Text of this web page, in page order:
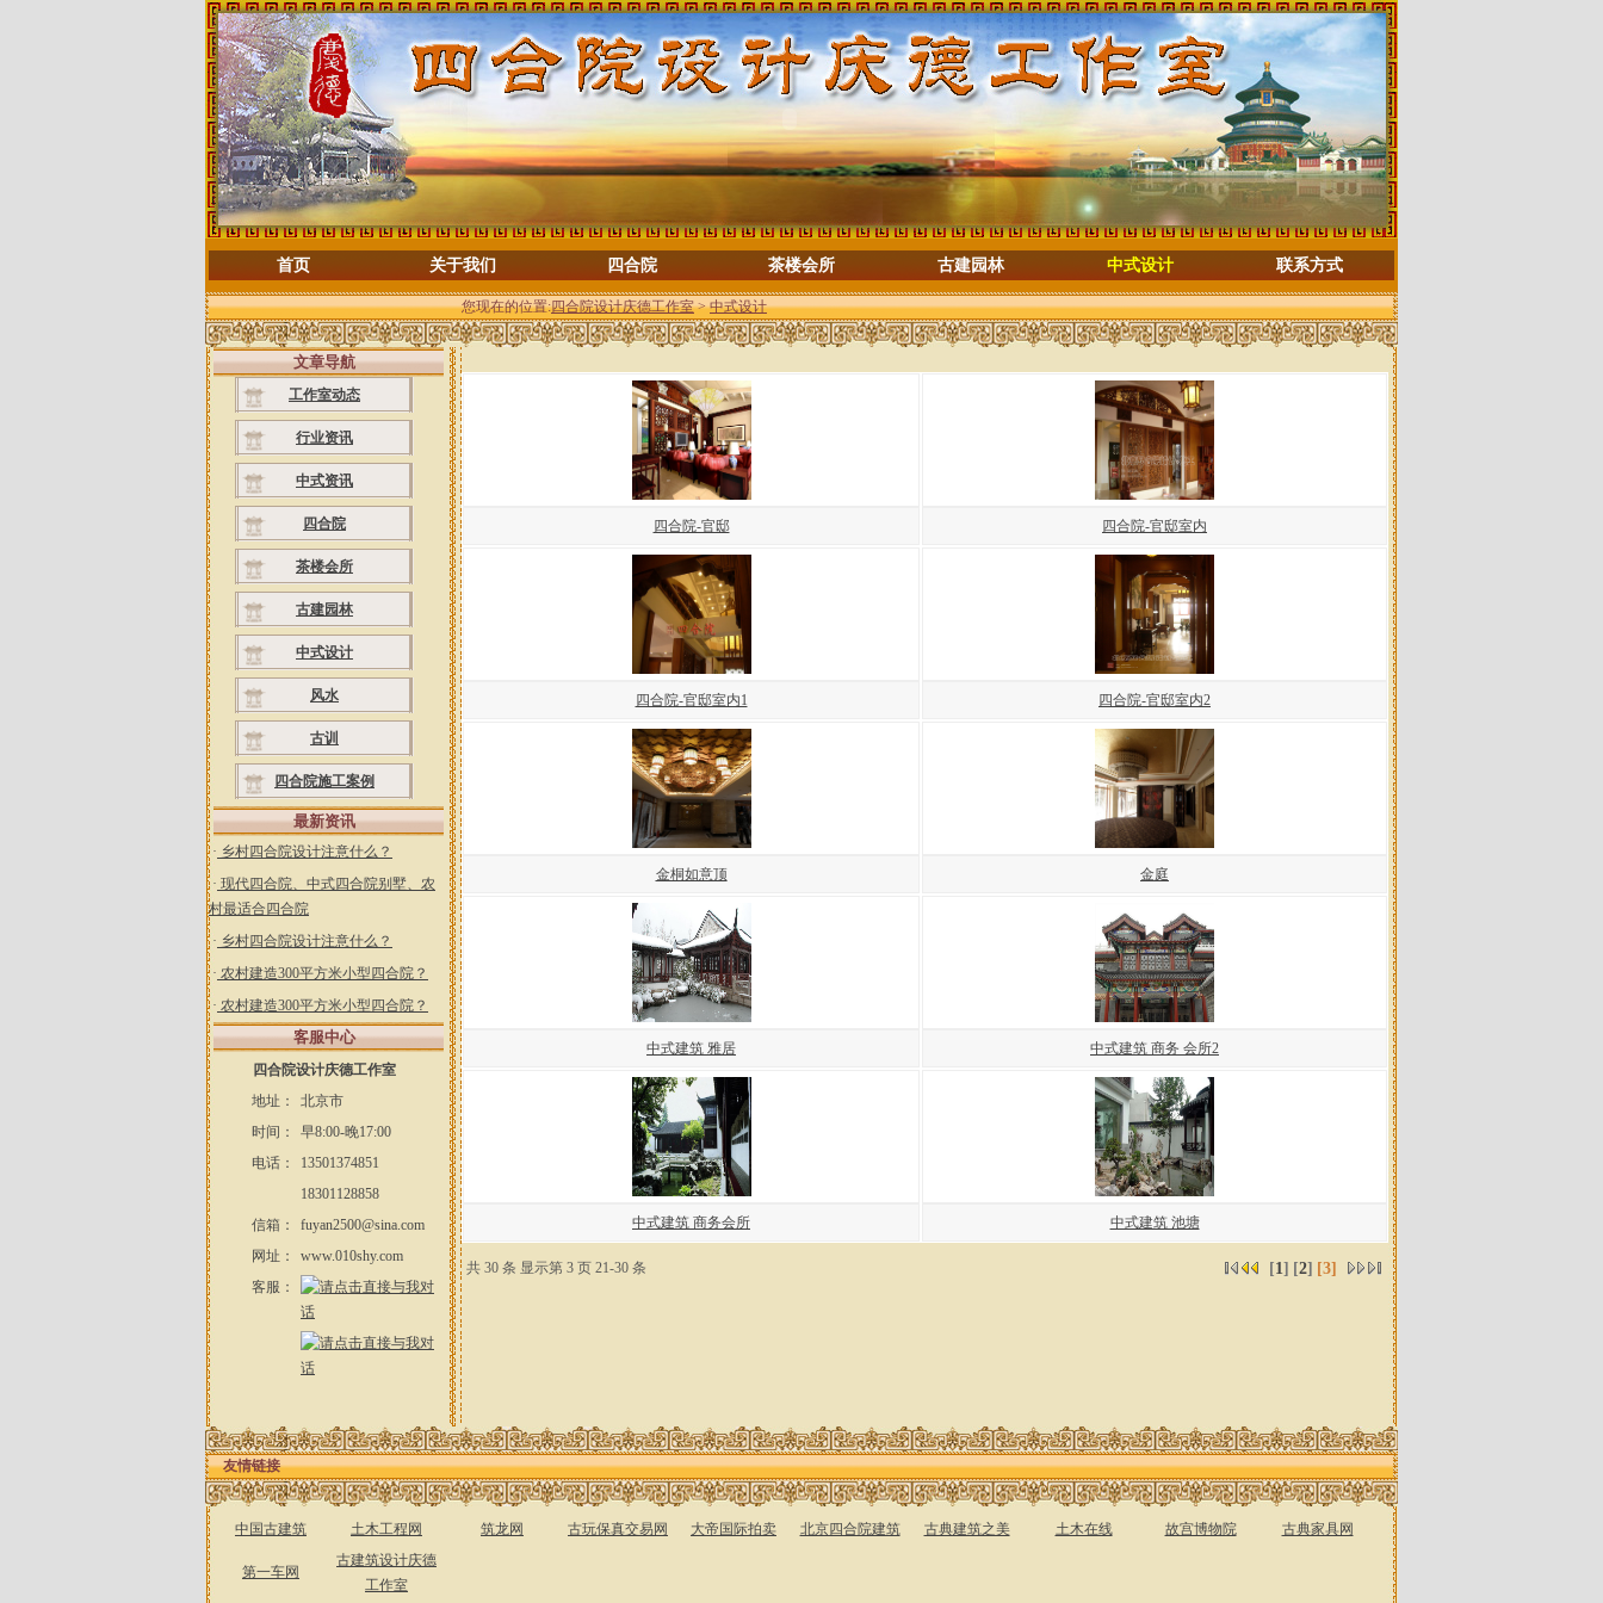
首页 关于我们 四合院 茶楼会所 古建园林 中式设计 联系方式
您现在的位置:四合院设计庆德工作室>中式设计
文章导航
工作室动态
行业资讯
中式资讯
四合院
茶楼会所
古建园林
中式设计
风水
古训
四合院施工案例
最新资讯
· 乡村四合院设计注意什么？
· 现代四合院、中式四合院别墅、农
村最适合四合院
· 乡村四合院设计注意什么？
· 农村建造300平方米小型四合院？
· 农村建造300平方米小型四合院？
客服中心
四合院设计庆德工作室
地址：
北京市
时间：
早8:00-晚17:00
电话：
13501374851
18301128858
信箱：
fuyan2500@sina.com
网址：
www.010shy.com
客服：
四合院-官邸 四合院-官邸室内
四合院-官邸室内1 四合院-官邸室内2
金桐如意顶 金庭
中式建筑 雅居 中式建筑 商务 会所2
中式建筑 商务会所 中式建筑 池塘
共 30 条 显示第 3 页 21-30 条 [1] [2] [3]
友情链接
中国古建筑 土木工程网 筑龙网 古玩保真交易网 大帝国际拍卖 北京四合院建筑 古典建筑之美 土木在线 故宫博物院 古典家具网
第一车网
古建筑设计庆德
工作室